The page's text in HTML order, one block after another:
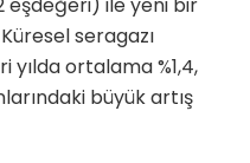
eşdeğeri) ile yeni bir
seragazı
yılda ortalama %1,4,
büyük artış